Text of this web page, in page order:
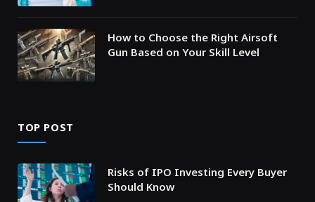
How to Choose the Right Airsoft
Gun Based on Your Skill Level
TOP POST
Risks of IPO Investing Every Buyer
Should Know